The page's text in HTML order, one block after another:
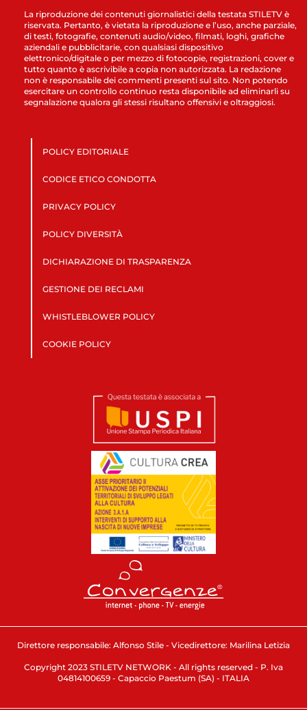
La riproduzione dei contenuti giornalistici della testata STILETV è
riservata. Pertanto, è vietata la riproduzione e l’uso, anche parziale,
di testi, fotografie, contenuti audio/video, filmati, loghi, grafiche
aziendali e pubblicitarie, con qualsiasi dispositivo
elettronico/digitale o per mezzo di fotocopie, registrazioni, cover e
tutto quanto è ascrivibile a copia non autorizzata. La redazione
non è responsabile dei commenti presenti sul sito. Non potendo
esercitare un controllo continuo resta disponibile ad eliminarli su
segnalazione qualora gli stessi risultano offensivi e oltraggiosi.
POLICY EDITORIALE
CODICE ETICO CONDOTTA
PRIVACY POLICY
POLICY DIVERSITÀ
DICHIARAZIONE DI TRASPARENZA
GESTIONE DEI RECLAMI
WHISTLEBLOWER POLICY
COOKIE POLICY
Direttore responsabile: Alfonso Stile - Vicedirettore: Marilina Letizia
Copyright 2023 STILETV NETWORK - All rights reserved - P. Iva
04814100659 - Capaccio Paestum (SA) - ITALIA